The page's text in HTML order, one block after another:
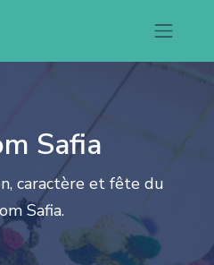
Safia
caractère et fête du
Safia.